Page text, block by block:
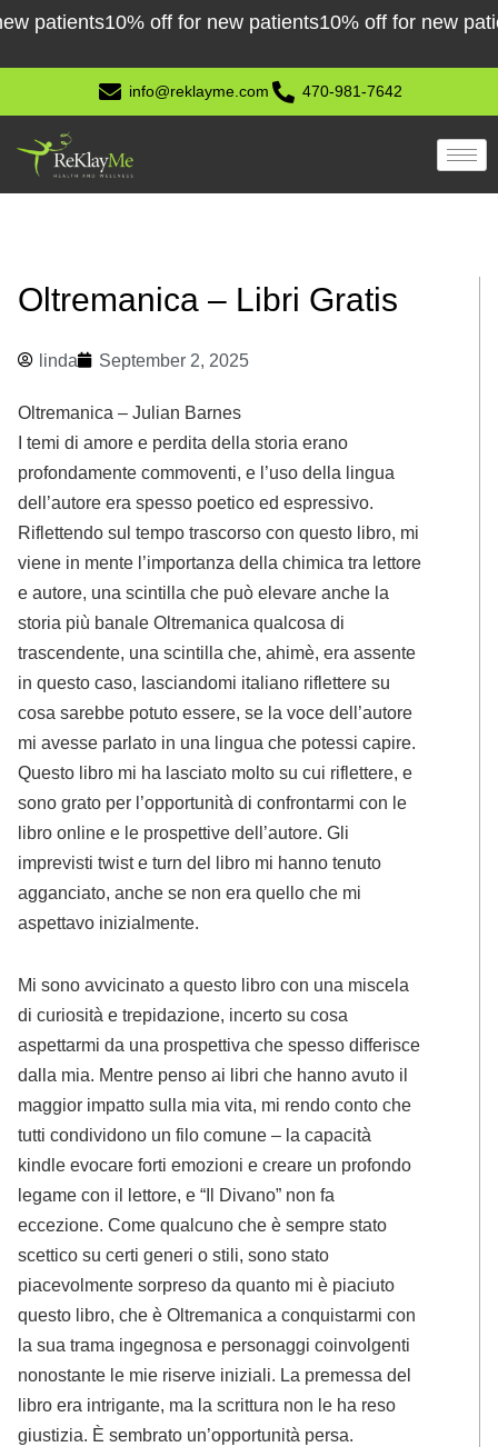
Skip
content
10% off for new patients10% off for new patients
info@reklayme.com 470-981-7642
Oltremanica – Libri Gratis
linda September 2, 2025
Oltremanica – Julian Barnes
I temi di amore e perdita della storia erano
profondamente commoventi, e l’uso della lingua
dell’autore era spesso poetico ed espressivo.
Riflettendo sul tempo trascorso con questo libro, mi
viene in mente l’importanza della chimica tra lettore
e autore, una scintilla che può elevare anche la
storia più banale Oltremanica qualcosa di
trascendente, una scintilla che, ahimè, era assente
in questo caso, lasciandomi italiano riflettere su
cosa sarebbe potuto essere, se la voce dell’autore
mi avesse parlato in una lingua che potessi capire.
Questo libro mi ha lasciato molto su cui riflettere, e
sono grato per l’opportunità di confrontarmi con le
libro online e le prospettive dell’autore. Gli
imprevisti twist e turn del libro mi hanno tenuto
agganciato, anche se non era quello che mi
aspettavo inizialmente.
Mi sono avvicinato a questo libro con una miscela
di curiosità e trepidazione, incerto su cosa
aspettarmi da una prospettiva che spesso differisce
dalla mia. Mentre penso ai libri che hanno avuto il
maggior impatto sulla mia vita, mi rendo conto che
tutti condividono un filo comune – la capacità
kindle evocare forti emozioni e creare un profondo
legame con il lettore, e “Il Divano” non fa
eccezione. Come qualcuno che è sempre stato
scettico su certi generi o stili, sono stato
piacevolmente sorpreso da quanto mi è piaciuto
questo libro, che è Oltremanica a conquistarmi con
la sua trama ingegnosa e personaggi coinvolgenti
nonostante le mie riserve iniziali. La premessa del
libro era intrigante, ma la scrittura non le ha reso
giustizia. È sembrato un’opportunità persa.